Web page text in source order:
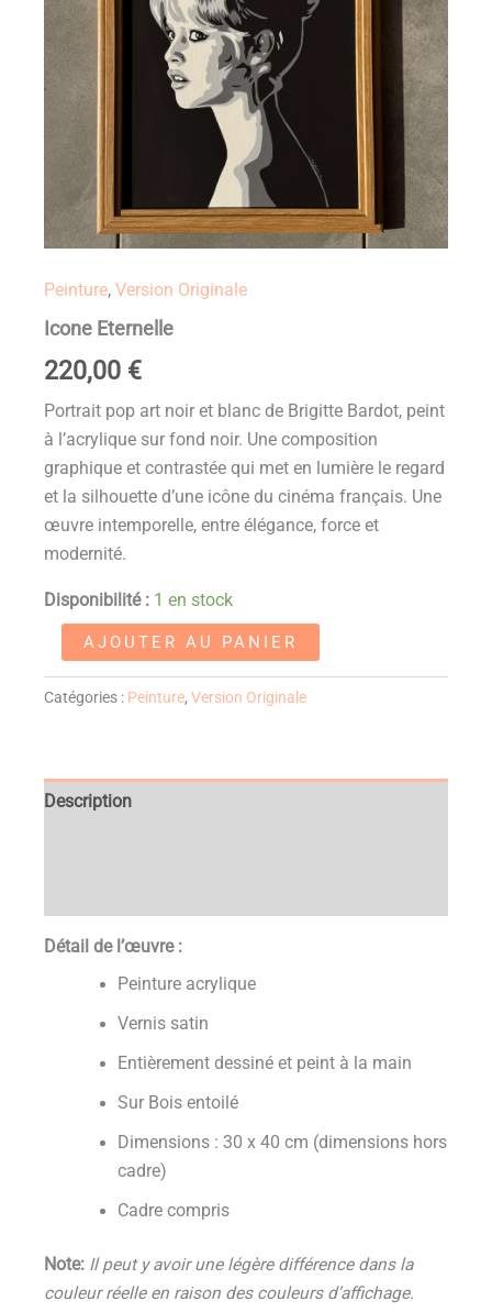
Peinture, Version Originale
Icone Eternelle
220,00 €
Portrait pop art noir et blanc de Brigitte Bardot, peint
à l’acrylique sur fond noir. Une composition
graphique et contrastée qui met en lumière le regard
et la silhouette d’une icône du cinéma français. Une
œuvre intemporelle, entre élégance, force et
modernité.
Disponibilité : 1 en stock
AJOUTER AU PANIER
Catégories : Peinture, Version Originale
Description
Détail de l’œuvre :
Peinture acrylique
Vernis satin
Entièrement dessiné et peint à la main
Sur Bois entoilé
Dimensions : 30 x 40 cm (dimensions hors
cadre)
Cadre compris
Note: Il peut y avoir une légère différence dans la
couleur réelle en raison des couleurs d’affichage.